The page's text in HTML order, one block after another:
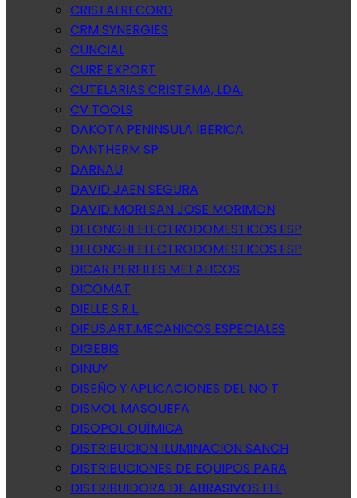
CRISTALRECORD
CRM SYNERGIES
CUNCIAL
CURF EXPORT
CUTELARIAS CRISTEMA, LDA.
CV TOOLS
DAKOTA PENINSULA IBERICA
DANTHERM SP
DARNAU
DAVID JAEN SEGURA
DAVID MORI SAN JOSE MORIMON
DELONGHI ELECTRODOMESTICOS ESP
DELONGHI ELECTRODOMESTICOS ESP
DICAR PERFILES METALICOS
DICOMAT
DIELLE S.R.L.
DIFUS.ART.MECANICOS ESPECIALES
DIGEBIS
DINUY
DISEÑO Y APLICACIONES DEL NO T
DISMOL MASQUEFA
DISOPOL QUÍMICA
DISTRIBUCION ILUMINACION SANCH
DISTRIBUCIONES DE EQUIPOS PARA
DISTRIBUIDORA DE ABRASIVOS FLE